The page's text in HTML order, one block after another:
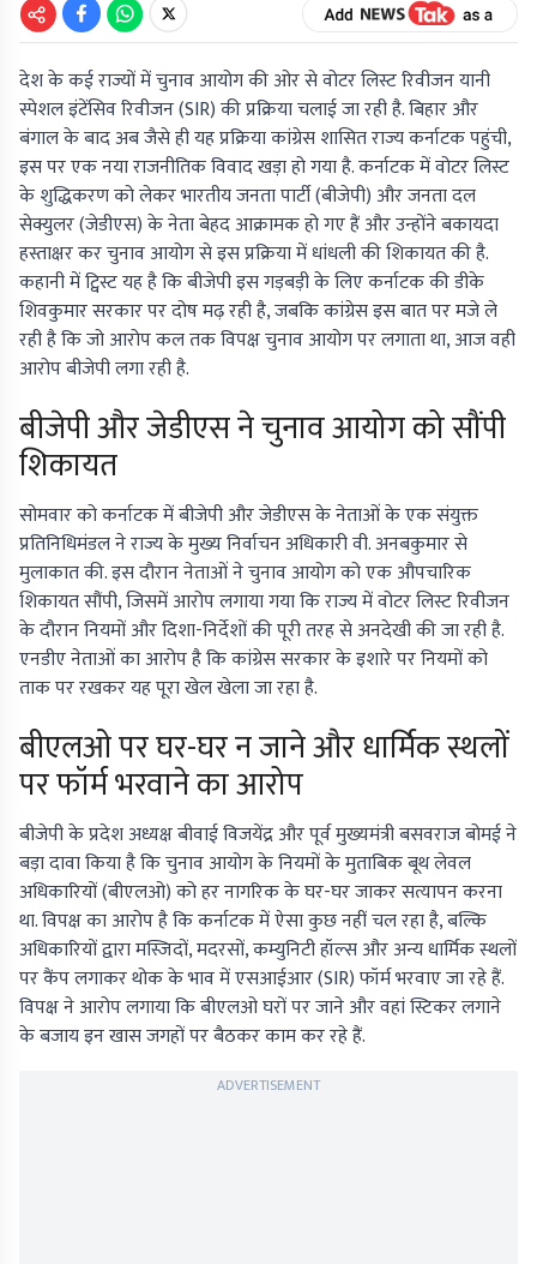
देश के कई राज्यों में चुनाव आयोग की ओर से वोटर लिस्ट रिवीजन यानी
स्पेशल इंटेंसिव रिवीजन (SIR) की प्रक्रिया चलाई जा रही है. बिहार और
बंगाल के बाद अब जैसे ही यह प्रक्रिया कांग्रेस शासित राज्य कर्नाटक पहुंची,
इस पर एक नया राजनीतिक विवाद खड़ा हो गया है. कर्नाटक में वोटर लिस्ट
के शुद्धिकरण को लेकर भारतीय जनता पार्टी (बीजेपी) और जनता दल
सेक्युलर (जेडीएस) के नेता बेहद आक्रामक हो गए हैं और उन्होंने बकायदा
हस्ताक्षर कर चुनाव आयोग से इस प्रक्रिया में धांधली की शिकायत की है.
कहानी में ट्विस्ट यह है कि बीजेपी इस गड़बड़ी के लिए कर्नाटक की डीके
शिवकुमार सरकार पर दोष मढ़ रही है, जबकि कांग्रेस इस बात पर मजे ले
रही है कि जो आरोप कल तक विपक्ष चुनाव आयोग पर लगाता था, आज वही
आरोप बीजेपी लगा रही है.
बीजेपी और जेडीएस ने चुनाव आयोग को सौंपी
शिकायत
सोमवार को कर्नाटक में बीजेपी और जेडीएस के नेताओं के एक संयुक्त
प्रतिनिधिमंडल ने राज्य के मुख्य निर्वाचन अधिकारी वी. अनबकुमार से
मुलाकात की. इस दौरान नेताओं ने चुनाव आयोग को एक औपचारिक
शिकायत सौंपी, जिसमें आरोप लगाया गया कि राज्य में वोटर लिस्ट रिवीजन
के दौरान नियमों और दिशा-निर्देशों की पूरी तरह से अनदेखी की जा रही है.
एनडीए नेताओं का आरोप है कि कांग्रेस सरकार के इशारे पर नियमों को
ताक पर रखकर यह पूरा खेल खेला जा रहा है.
बीएलओ पर घर-घर न जाने और धार्मिक स्थलों
पर फॉर्म भरवाने का आरोप
बीजेपी के प्रदेश अध्यक्ष बीवाई विजयेंद्र और पूर्व मुख्यमंत्री बसवराज बोमई ने
बड़ा दावा किया है कि चुनाव आयोग के नियमों के मुताबिक बूथ लेवल
अधिकारियों (बीएलओ) को हर नागरिक के घर-घर जाकर सत्यापन करना
था. विपक्ष का आरोप है कि कर्नाटक में ऐसा कुछ नहीं चल रहा है, बल्कि
अधिकारियों द्वारा मस्जिदों, मदरसों, कम्युनिटी हॉल्स और अन्य धार्मिक स्थलों
पर कैंप लगाकर थोक के भाव में एसआईआर (SIR) फॉर्म भरवाए जा रहे हैं.
विपक्ष ने आरोप लगाया कि बीएलओ घरों पर जाने और वहां स्टिकर लगाने
के बजाय इन खास जगहों पर बैठकर काम कर रहे हैं.
ADVERTISEMENT